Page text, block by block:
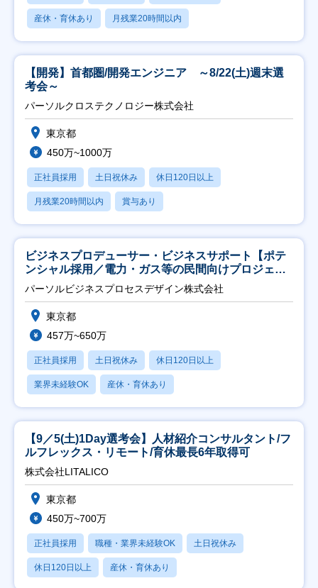
産休・育休あり 月残業20時間以内
【開発】首都圏/開発エンジニア ～8/22(土)週末選
考会～
パーソルクロステクノロジー株式会社
東京都
450万~1000万
正社員採用 土日祝休み 休日120日以上
月残業20時間以内 賞与あり
ビジネスプロデューサー・ビジネスサポート【ポテ
ンシャル採用／電力・ガス等の民間向けプロジェク
ト推進】
パーソルビジネスプロセスデザイン株式会社
東京都
457万~650万
正社員採用 土日祝休み 休日120日以上
業界未経験OK 産休・育休あり
【9／5(土)1Day選考会】人材紹介コンサルタント/フ
ルフレックス・リモート/育休最長6年取得可
株式会社LITALICO
東京都
450万~700万
正社員採用 職種・業界未経験OK 土日祝休み
休日120日以上 産休・育休あり